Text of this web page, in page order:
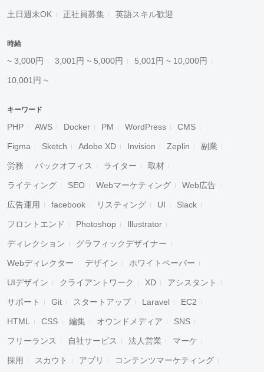
土日週末OK 正社員募集 英語スキル歓迎
時給
~ 3,000円 3,001円 ~ 5,000円 5,001円 ~ 10,000円
10,001円 ~
キーワード
PHP AWS Docker PM WordPress CMS
Figma Sketch Adobe XD Invision Zeplin 副業
労務 バックオフィス ライター 取材
ライティング SEO Webマーケティング Web広告
広告運用 facebook リスティング UI Slack
フロントエンド Photoshop Illustrator
ディレクション グラフィックデザイナー
Webディレクター デザイン ホワイトペーパー
UIデザイン クライアントワーク XD アシスタント
サポート Git スタートアップ Laravel EC2
HTML CSS 編集 オウンドメディア SNS
フリーランス 自社サービス 法人営業 マーケ
採用 スカウト アプリ コンテンツマーケティング